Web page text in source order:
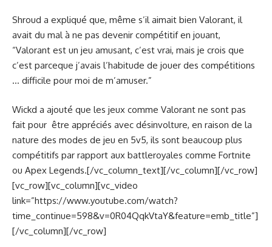
Shroud a expliqué que, même s’il aimait bien Valorant, il
avait du mal à ne pas devenir compétitif en jouant,
“Valorant est un jeu amusant, c’est vrai, mais je crois que
c’est parceque j’avais l’habitude de jouer des compétitions
… difficile pour moi de m’amuser.”
Wickd a ajouté que les jeux comme Valorant ne sont pas
fait pour être appréciés avec désinvolture, en raison de la
nature des modes de jeu en 5v5, ils sont beaucoup plus
compétitifs par rapport aux battleroyales comme Fortnite
ou Apex Legends.[/vc_column_text][/vc_column][/vc_row]
[vc_row][vc_column][vc_video
link=”https://www.youtube.com/watch?
time_continue=598&v=0R04QqkVtaY&feature=emb_title”]
[/vc_column][/vc_row]